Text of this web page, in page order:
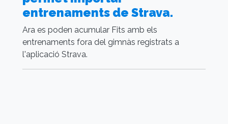
entrenaments de Strava.
Ara es poden acumular Fits amb els
entrenaments fora del gimnàs registrats a
l'aplicació Strava.